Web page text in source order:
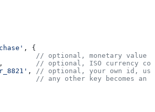
, {
// optional, monetary value
, // optional, ISO currency
, // optional, your own id,
// any other key becomes an